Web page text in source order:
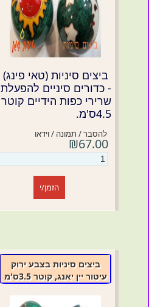
ביצים סיניות (טאי פינג)
- כדורים סיניים להפעלת
שרירי כפות הידיים קוטר
4.5ס'מ.
להסבר / תמונה / וידאו
₪67.00
הזמן/י
ביצים סיניות בצבע ירוק
עיטור יין יאנג, קוטר 3.5ס'מ